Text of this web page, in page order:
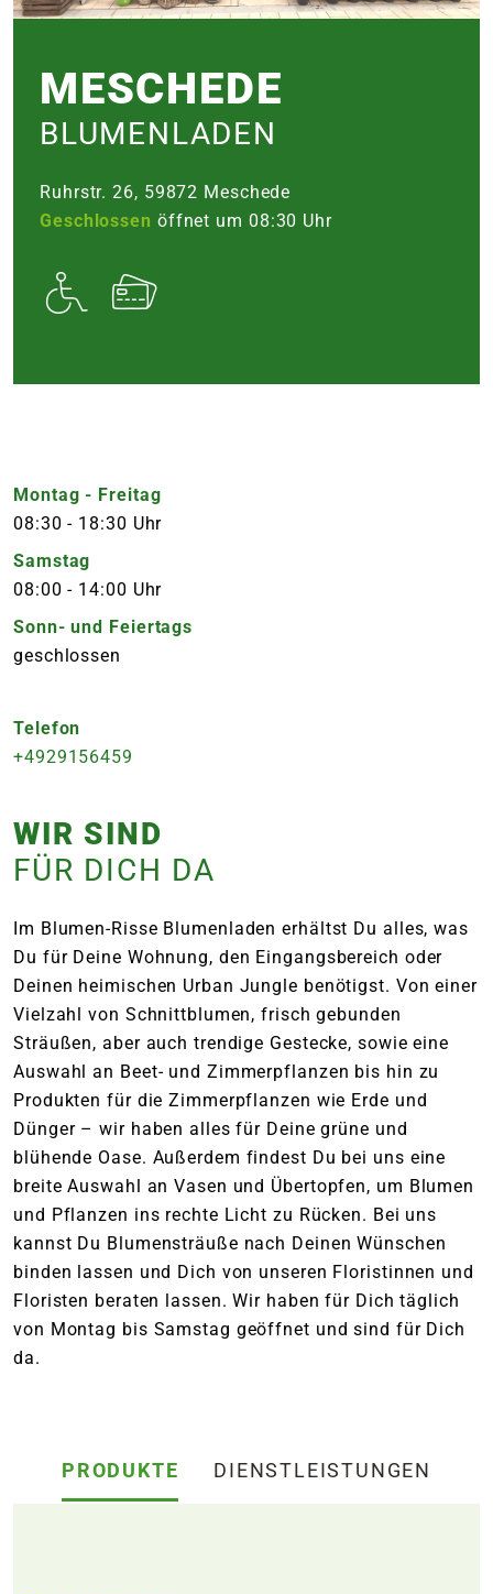
MESCHEDE
BLUMENLADEN
Ruhrstr. 26, 59872 Meschede
Geschlossen öffnet um 08:30 Uhr
Montag - Freitag
08:30 - 18:30 Uhr
Samstag
08:00 - 14:00 Uhr
Sonn- und Feiertags
geschlossen
Telefon
+4929156459
WIR SIND
FÜR DICH DA
Im Blumen-Risse Blumenladen erhältst Du alles, was
Du für Deine Wohnung, den Eingangsbereich oder
Deinen heimischen Urban Jungle benötigst. Von einer
Vielzahl von Schnittblumen, frisch gebunden
Sträußen, aber auch trendige Gestecke, sowie eine
Auswahl an Beet- und Zimmerpflanzen bis hin zu
Produkten für die Zimmerpflanzen wie Erde und
Dünger – wir haben alles für Deine grüne und
blühende Oase. Außerdem findest Du bei uns eine
breite Auswahl an Vasen und Übertopfen, um Blumen
und Pflanzen ins rechte Licht zu Rücken. Bei uns
kannst Du Blumensträuße nach Deinen Wünschen
binden lassen und Dich von unseren Floristinnen und
Floristen beraten lassen. Wir haben für Dich täglich
von Montag bis Samstag geöffnet und sind für Dich
da.
PRODUKTE DIENSTLEISTUNGEN